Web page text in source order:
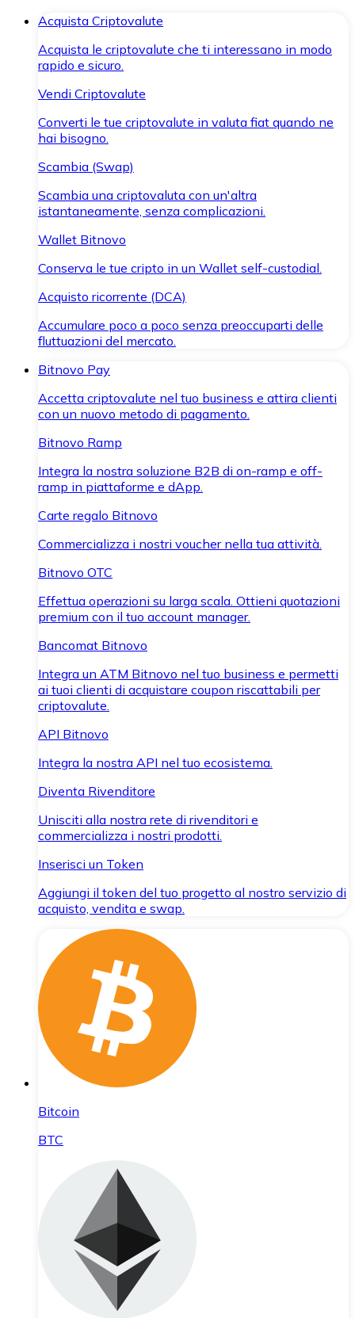
Acquista Criptovalute
Acquista le criptovalute che ti interessano in modo
rapido e sicuro.
Vendi Criptovalute
Converti le tue criptovalute in valuta fiat quando ne
hai bisogno.
Scambia (Swap)
Scambia una criptovaluta con un'altra
istantaneamente, senza complicazioni.
Wallet Bitnovo
Conserva le tue cripto in un Wallet self-custodial.
Acquisto ricorrente (DCA)
Accumulare poco a poco senza preoccuparti delle
fluttuazioni del mercato.
Bitnovo Pay
Accetta criptovalute nel tuo business e attira clienti
con un nuovo metodo di pagamento.
Bitnovo Ramp
Integra la nostra soluzione B2B di on-ramp e off-
ramp in piattaforme e dApp.
Carte regalo Bitnovo
Commercializza i nostri voucher nella tua attività.
Bitnovo OTC
Effettua operazioni su larga scala. Ottieni quotazioni
premium con il tuo account manager.
Bancomat Bitnovo
Integra un ATM Bitnovo nel tuo business e permetti
ai tuoi clienti di acquistare coupon riscattabili per
criptovalute.
API Bitnovo
Integra la nostra API nel tuo ecosistema.
Diventa Rivenditore
Unisciti alla nostra rete di rivenditori e
commercializza i nostri prodotti.
Inserisci un Token
Aggiungi il token del tuo progetto al nostro servizio di
acquisto, vendita e swap.
Bitcoin
BTC